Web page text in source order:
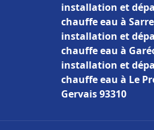
installation et
chauffe eau à
installation et
chauffe eau à
installation et
chauffe eau à Le
Gervais 93310